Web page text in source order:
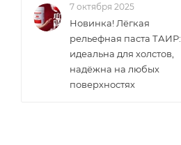
7 октября 2025
Новинка! Лёгкая
рельефная паста ТАИР:
идеальна для холстов,
надёжна на любых
поверхностях